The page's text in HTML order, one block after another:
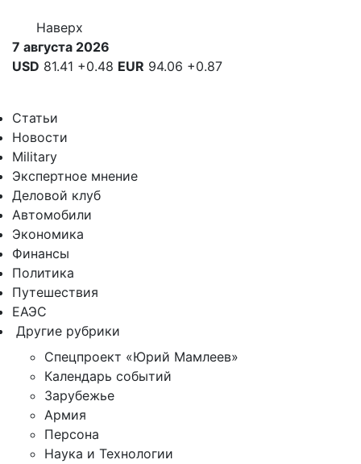
Наверх
7 августа 2026
USD 81.41 +0.48 EUR 94.06 +0.87
Статьи
Новости
Military
Экспертное мнение
Деловой клуб
Автомобили
Экономика
Финансы
Политика
Путешествия
ЕАЭС
Другие рубрики
Спецпроект «Юрий Мамлеев»
Календарь событий
Зарубежье
Армия
Персона
Наука и Технологии